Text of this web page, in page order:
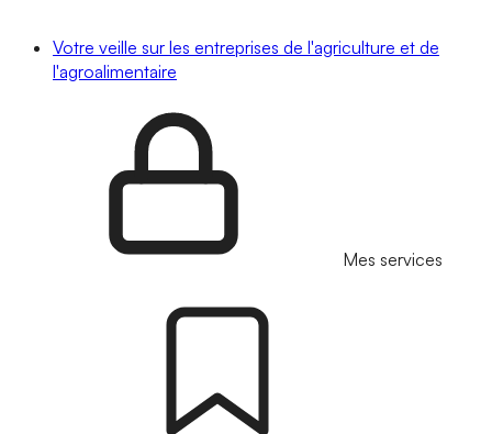
Votre veille sur les entreprises de l'agriculture et de
l'agroalimentaire
Mes services